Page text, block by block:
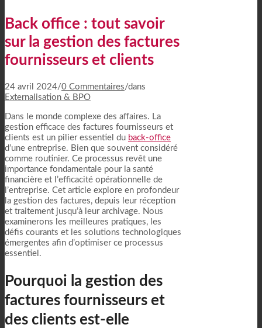
Back office : tout savoir
sur la gestion des factures
fournisseurs et clients
24 avril 2024/0 Commentaires/dans
Externalisation & BPO
Dans le monde complexe des affaires. La
gestion efficace des factures fournisseurs et
clients est un pilier essentiel du back-office
d’une entreprise. Bien que souvent considéré
comme routinier. Ce processus revêt une
importance fondamentale pour la santé
financière et l’efficacité opérationnelle de
l’entreprise. Cet article explore en profondeur
la gestion des factures, depuis leur réception
et traitement jusqu’à leur archivage. Nous
examinerons les meilleures pratiques, les
défis courants et les solutions technologiques
émergentes afin d’optimiser ce processus
essentiel.
Pourquoi la gestion des
factures fournisseurs et
des clients est-elle